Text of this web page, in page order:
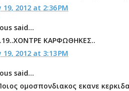
19, 2012 at 2:36 PM
said...
ΚΑΡΦΩΘΗΚΕΣ..
19, 2012 at 3:13 PM
said...
ομοσπονδιακος εκανε